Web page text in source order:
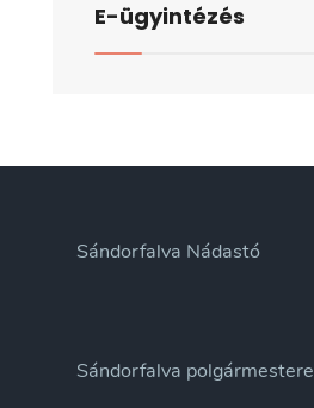
E-ügyintézés
Sándorfalva Nádastó
Sándorfalva polgármestere